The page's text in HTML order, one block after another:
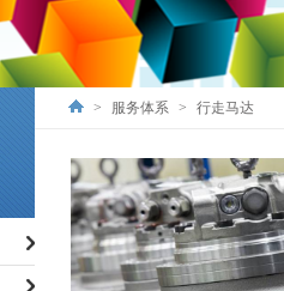
> 服务体系 > 行走马达